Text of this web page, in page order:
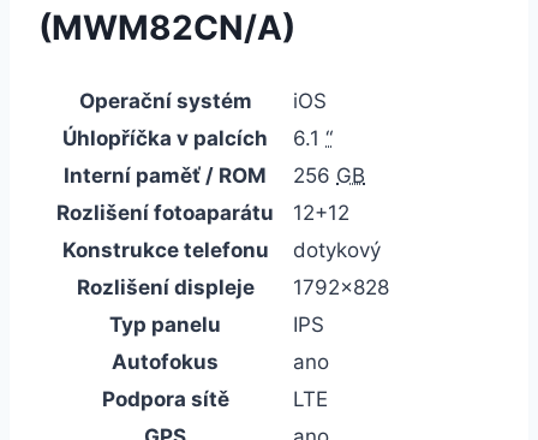
(MWM82CN/A)
Operační systém
iOS
Úhlopříčka v palcích
6.1 “
Interní paměť / ROM
256 GB
Rozlišení fotoaparátu
12+12
Konstrukce telefonu
dotykový
Rozlišení displeje
1792×828
Typ panelu
IPS
Autofokus
ano
Podpora sítě
LTE